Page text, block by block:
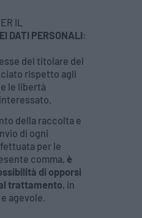
IL
DATI PERSONALI:
del titolare del
rispetto agli
le libertà
della raccolta e
di ogni
per le
comma, è
di opporsi
trattamento, in
agevole.